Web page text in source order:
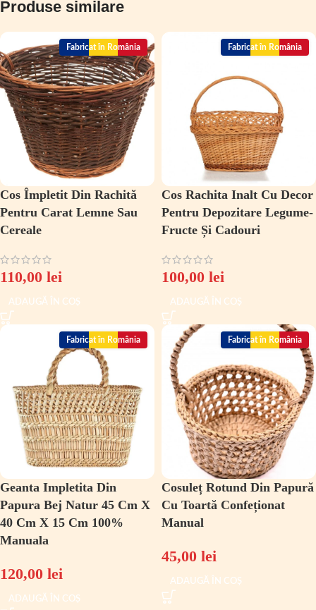
Produse similare
Fabricat în România
Cos Împletit Din Rachită
Pentru Carat Lemne Sau
Cereale
110,00 lei
ADAUGĂ ÎN COȘ
Fabricat în România
Cos Rachita Inalt Cu Decor
Pentru Depozitare Legume-
Fructe Și Cadouri
100,00 lei
ADAUGĂ ÎN COȘ
Fabricat în România
Geanta Impletita Din
Papura Bej Natur 45 Cm X
40 Cm X 15 Cm 100%
Manuala
120,00 lei
ADAUGĂ ÎN COȘ
Fabricat în România
Cosuleț Rotund Din Papură
Cu Toartă Confeționat
Manual
45,00 lei
ADAUGĂ ÎN COȘ